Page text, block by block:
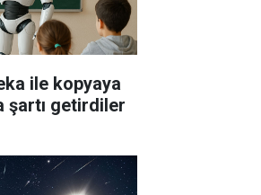
ile kopyaya
şartı getirdiler